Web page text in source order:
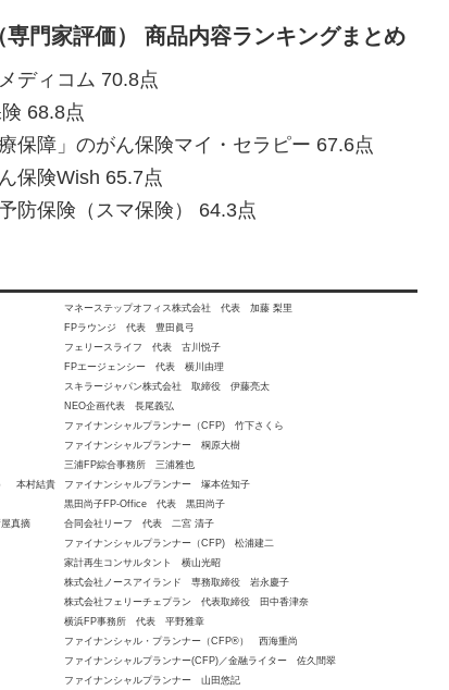
門家評価） 商品内容ランキングまとめ
ディコム 70.8点
68.8点
保障」のがん保険マイ・セラピー 67.6点
保険Wish 65.7点
防保険（スマ保険） 64.3点
マネーステップオフィス株式会社 代表 加藤 梨里
FPラウンジ 代表 豊田眞弓
フェリースライフ 代表 古川悦子
FPエージェンシー 代表 横川由理
スキラージャパン株式会社 取締役 伊藤亮太
NEO企画代表 長尾義弘
ファイナンシャルプランナー（CFP) 竹下さくら
ファイナンシャルプランナー 桐原大樹
三浦FP綜合事務所 三浦雅也
） 本村結貴
ファイナンシャルプランナー 塚本佐知子
黒田尚子FP-Office 代表 黒田尚子
真摘
合同会社リーフ 代表 二宮 清子
ファイナンシャルプランナー（CFP) 松浦建二
家計再生コンサルタント 横山光昭
株式会社ノースアイランド 専務取締役 岩永慶子
株式会社フェリーチェプラン 代表取締役 田中香津奈
横浜FP事務所 代表 平野雅章
ファイナンシャル・プランナー（CFP®） 西海重尚
ファイナンシャルプランナー(CFP)／金融ライター 佐久間翠
ファイナンシャルプランナー 山田悠記